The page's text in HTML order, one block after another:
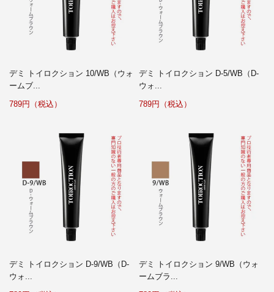
デミ トイロクション 10/WB（ウォ
ームブ...
789円（税込）
デミ トイロクション D-5/WB（D-
ウォ...
789円（税込）
デミ トイロクション D-9/WB（D-
ウォ...
デミ トイロクション 9/WB（ウォ
ームブラ...